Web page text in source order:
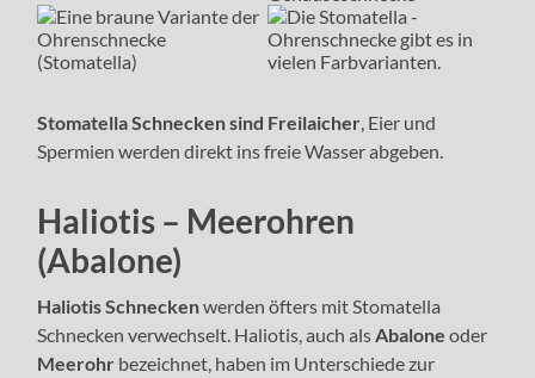
Stomatella Schnecken sind Freilaicher, Eier und
Spermien werden direkt ins freie Wasser abgeben.
Haliotis – Meerohren
(Abalone)
Haliotis Schneckenwerden öfters mit Stomatella
Schnecken verwechselt. Haliotis, auch alsAbalone oder
Meerohr bezeichnet, haben im Unterschiede zur